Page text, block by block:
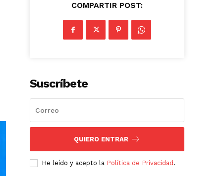
COMPARTIR POST:
Suscríbete
QUIERO ENTRAR
He leído y acepto la Política de Privacidad .